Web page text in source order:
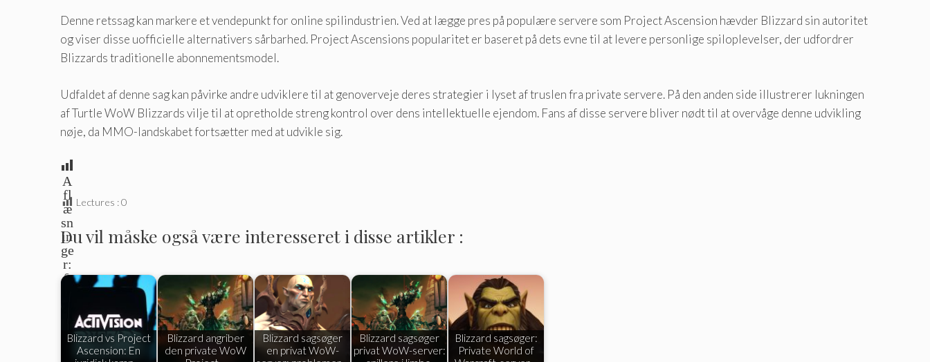
Denne retssag kan markere et vendepunkt for online spilindustrien. Ved at lægge pres på populære servere som Project Ascension hævder Blizzard sin autoritet
og viser disse uofficielle alternativers sårbarhed. Project Ascensions popularitet er baseret på dets evne til at levere personlige spiloplevelser, der udfordrer
Blizzards traditionelle abonnementsmodel.
Udfaldet af denne sag kan påvirke andre udviklere til at genoverveje deres strategier i lyset af truslen fra private servere. På den anden side illustrerer lukningen
af ​​Turtle WoW Blizzards vilje til at opretholde streng kontrol over dens intellektuelle ejendom. Fans af disse servere bliver nødt til at overvåge denne udvikling
nøje, da MMO-landskabet fortsætter med at udvikle sig.
A
fl
æ
sn
in
ge
r:
0
Lectures :0
Du vil måske også være interesseret i disse artikler :
Blizzard vs Project
Ascension: En
Blizzard angriber
den private WoW
Blizzard sagsøger
en privat WoW-
Blizzard sagsøger
privat WoW-server:
Blizzard sagsøger:
Private World of